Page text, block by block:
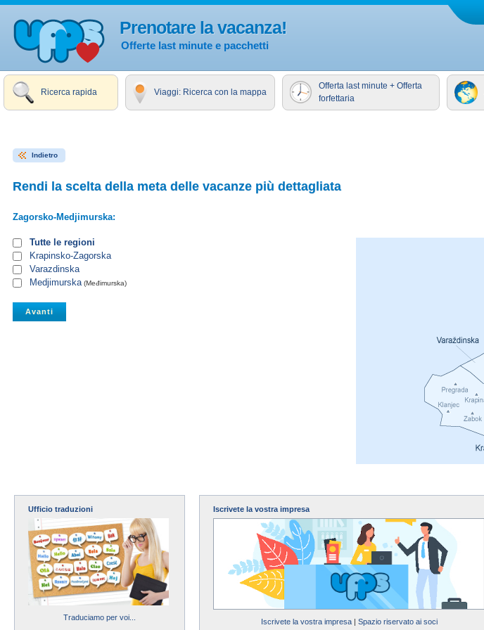
Prenotare la vacanza!
Offerte last minute e pacchetti
Ricerca rapida Viaggi: Ricerca con la mappa
Offerta last minute + Offerta
forfettaria
Indietro
Rendi la scelta della meta delle vacanze più dettagliata
Zagorsko-Medjimurska:
Tutte le regioni
Krapinsko-Zagorska
Varazdinska
Medjimurska(Međimurska)
Ufficio traduzioni
Traduciamo per voi...
Iscrivete la vostra impresa
Iscrivete la vostra impresa| Spazio riservato ai soci